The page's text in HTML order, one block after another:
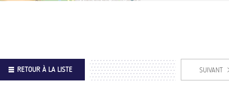
RETOUR À LA LISTE SUIVANT